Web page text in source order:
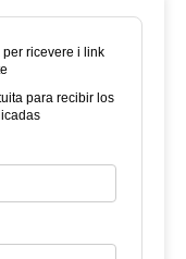
ricevere i link
para recibir los